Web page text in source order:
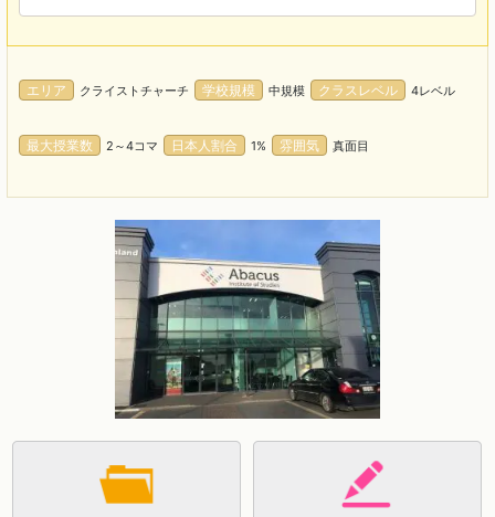
エリア クライストチャーチ 学校規模 中規模 クラスレベル 4レベル
最大授業数 2～4コマ 日本人割合 1% 雰囲気 真面目